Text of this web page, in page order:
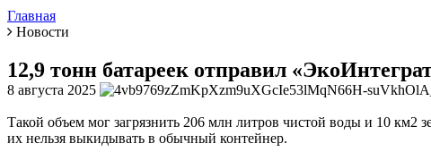
Главная
Новости
12,9 тонн батареек отправил
8 августа 2025
Такой объем мог загрязнить 206 млн литров чистой воды и 10 км2
их нельзя выкидывать в обычный контейнер.